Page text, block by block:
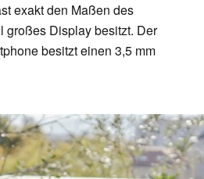
exakt den Maßen des
großes Display besitzt. Der
besitzt einen 3,5 mm